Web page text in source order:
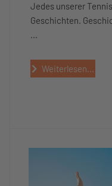
Jedes unserer
Geschichten.
...
Weiterlesen...